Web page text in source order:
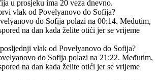
u prosjeku ima 20 veza dnevno.
vlak od Povelyanovo do Sofija?
do Sofija polazi na 00:14. Međutim,
na dan kada želite otići jer se vrijeme
vlak od Povelyanovo do Sofija?
do Sofija polazi na 21:22. Međutim,
na dan kada želite otići jer se vrijeme